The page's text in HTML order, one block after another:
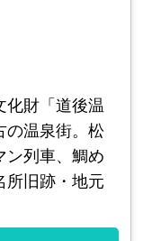
化財「道後温
の温泉街。松
ン列車、鯛め
所旧跡・地元